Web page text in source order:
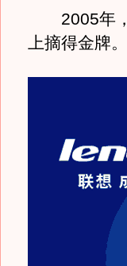
2005年，
上摘得金牌。